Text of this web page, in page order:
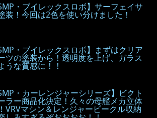
SMP・ブイレックスロボ】サーフェイサ
装！今回は2色を使い分けました！
SMP・ブイレックスロボ】まずはクリア
ツの塗装から！透明度を上げ、ガラス
うな質感に！！
SMP・カーレンジャーシリーズ】ビクト
ラー商品化決定！久々の母艦メカ立体
VRVマシン＆レンジャービークル収納